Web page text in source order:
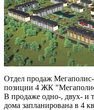
Отдел продаж
позиции 4 ЖК
В продаже одно-, двух- и
дома запланирована в 4